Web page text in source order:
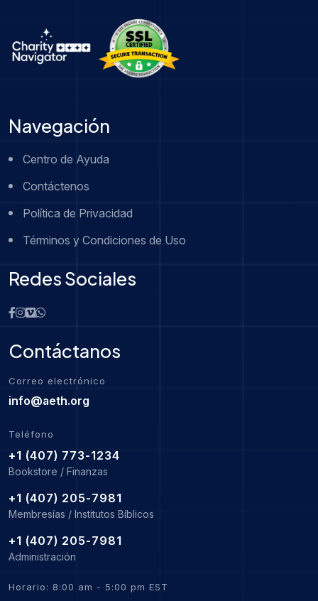
Navegación
Centro de Ayuda
Contáctenos
Política de Privacidad
Términos y Condiciones de Uso
Redes Sociales
Contáctanos
Correo electrónico
info@aeth.org
Teléfono
+1 (407) 773-1234
Bookstore / Finanzas
+1 (407) 205-7981
Membresías / Institutos Bíblicos
+1 (407) 205-7981
Administración
Horario: 8:00 am - 5:00 pm EST